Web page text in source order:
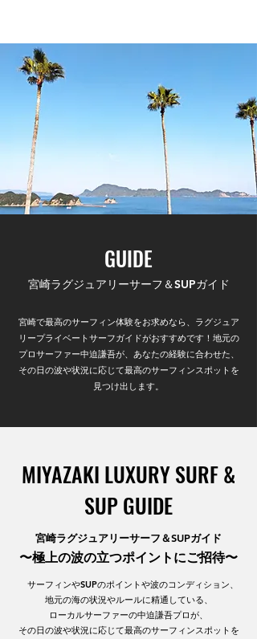
GUIDE
宮崎ラグジュアリーサーフ＆SUPガイド
宮崎で最高のサーフィン体験をお求めなら、ラグジュア
リープライベートサーフガイドがおすすめです！地元の
プロサーファー中迫謙吾が、あなたの経験に合わせた、
その日の波や状況に応じて最高のサーフィンスポットを
見つけ出します。
MIYAZAKI LUXURY SURF &
SUP GUIDE
宮崎ラグジュアリーサーフ＆SUPガイド
​〜極上の波の立つポイントにご招待〜
サーフィンやSUPのポイントや波のコンディション、
地元の海の状況やルールに精通している、
ローカルサーファーの中迫謙吾プロが、
その日の波や状況に応じて最高のサーフィンスポットを